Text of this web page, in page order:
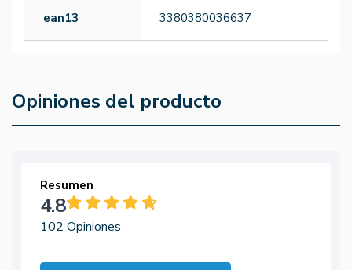
ean13 3380380036637
Opiniones del producto
Resumen
4.8
102 Opiniones